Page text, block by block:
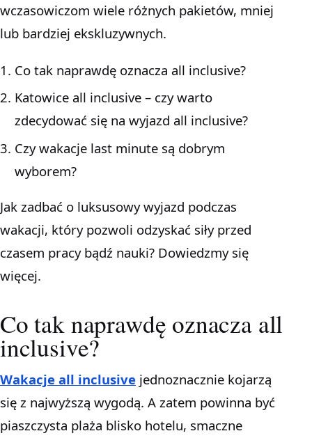
wczasowiczom wiele różnych pakietów, mniej
lub bardziej ekskluzywnych.
Co tak naprawdę oznacza all inclusive?
Katowice all inclusive – czy warto
zdecydować się na wyjazd all inclusive?
Czy wakacje last minute są dobrym
wyborem?
Jak zadbać o luksusowy wyjazd podczas
wakacji, który pozwoli odzyskać siły przed
czasem pracy bądź nauki? Dowiedzmy się
więcej.
Co tak naprawdę oznacza all
inclusive?
Wakacje all inclusive jednoznacznie kojarzą
się z najwyższą wygodą. A zatem powinna być
piaszczysta plaża blisko hotelu, smaczne